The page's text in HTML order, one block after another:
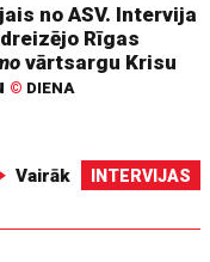
no ASV. Intervija
Rīgas
vārtsargu Krisu
© DIENA
Vairāk INTERVIJAS